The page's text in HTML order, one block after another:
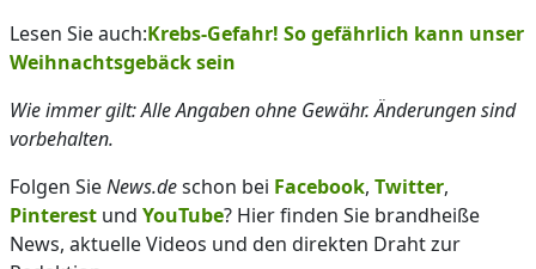
Lesen Sie auch:Krebs-Gefahr! So gefährlich kann unser
Weihnachtsgebäck sein
Wie immer gilt: Alle Angaben ohne Gewähr. Änderungen sind
vorbehalten.
Folgen SieNews.deschon bei Facebook, Twitter,
Pinterest und YouTube? Hier finden Sie brandheiße
News, aktuelle Videos und den direkten Draht zur